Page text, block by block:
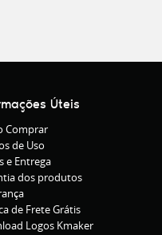
Úteis
Comprar
de Uso
e Entrega
dos produtos
de Frete Grátis
Logos Kmaker